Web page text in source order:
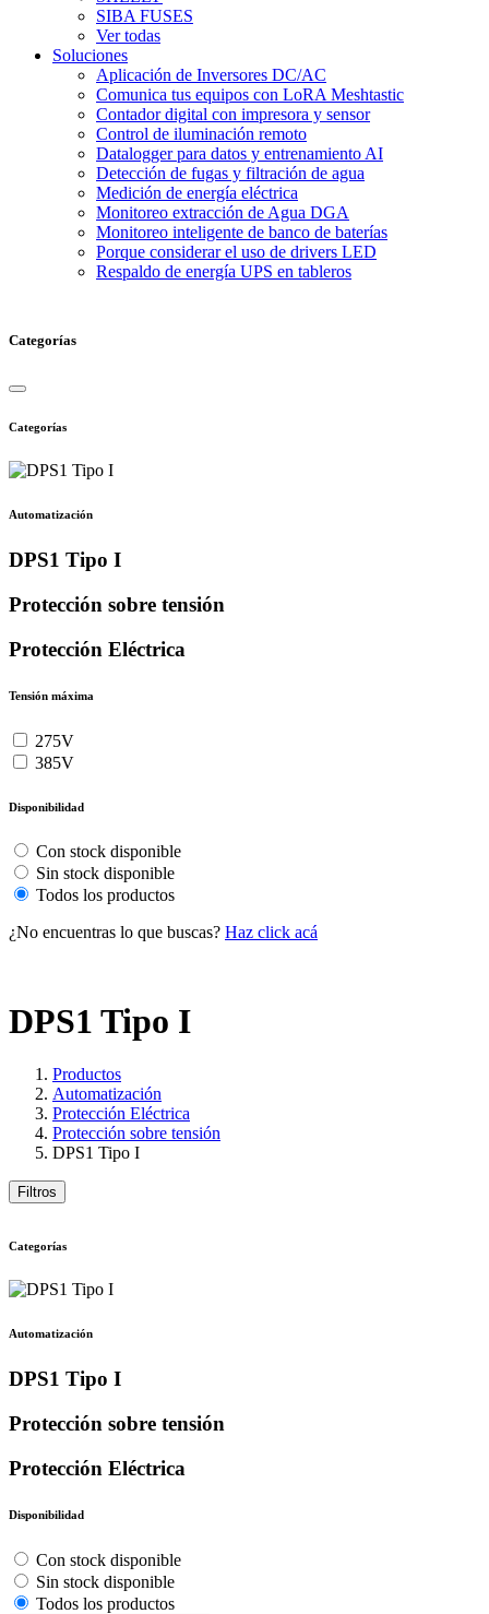
SIBA FUSES
Ver todas
Soluciones
Aplicación de Inversores DC/AC
Comunica tus equipos con LoRA Meshtastic
Contador digital con impresora y sensor
Control de iluminación remoto
Datalogger para datos y entrenamiento AI
Detección de fugas y filtración de agua
Medición de energía eléctrica
Monitoreo extracción de Agua DGA
Monitoreo inteligente de banco de baterías
Porque considerar el uso de drivers LED
Respaldo de energía UPS en tableros
Categorías
Categorías
Automatización
DPS1 Tipo I
Protección sobre tensión
Protección Eléctrica
Tensión máxima
275V
385V
Disponibilidad
Con stock disponible
Sin stock disponible
Todos los productos
¿No encuentras lo que buscas? Haz click acá
DPS1 Tipo I
Productos
Automatización
Protección Eléctrica
Protección sobre tensión
DPS1 Tipo I
Filtros
Categorías
Automatización
DPS1 Tipo I
Protección sobre tensión
Protección Eléctrica
Disponibilidad
Con stock disponible
Sin stock disponible
Todos los productos